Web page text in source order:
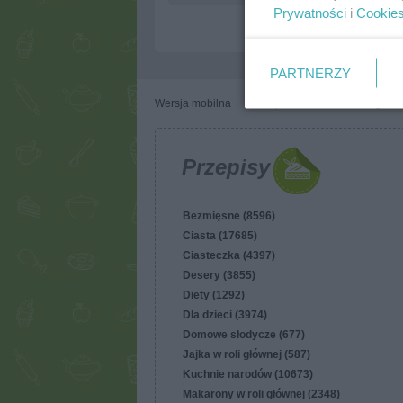
Wersja mobilna
Przepisy
Bezmięsne (8596)
Ciasta (17685)
Ciasteczka (4397)
Desery (3855)
Diety (1292)
Dla dzieci (3974)
Domowe słodycze (677)
Jajka w roli głównej (587)
Kuchnie narodów (10673)
Makarony w roli głównej (2348)
Prywatności i Cookies
PARTNERZY